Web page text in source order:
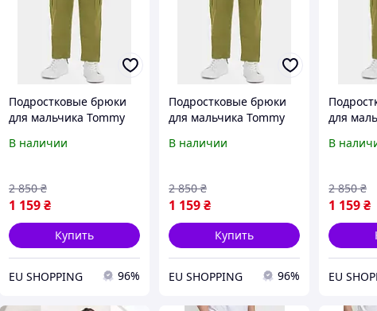
Подростковые брюки
для мальчика Tommy
MS2 150 см Зеленые
В наличии
1 159₴
2 850 ₴
Купить
EU SHOPPING 96%
Подростковые брюки
для мальчика Tommy
MS2 162 см Зеленые
В наличии
1 159₴
2 850 ₴
Купить
EU SHOPPING 96%
для
MS2 172
В
1 159₴
2 850 ₴
EU